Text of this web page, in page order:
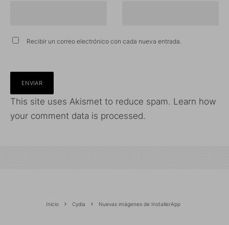
Recibir un correo electrónico con cada nueva entrada.
This site uses Akismet to reduce spam. Learn how
your comment data is processed.
Inicio Cydia Nuevas imágenes de InstallerApp